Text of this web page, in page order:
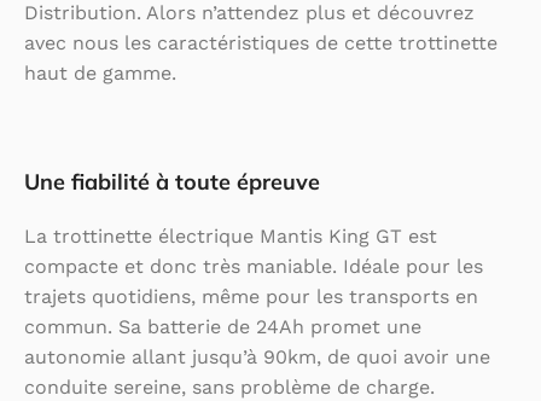
Distribution. Alors n’attendez plus et découvrez
avec nous les caractéristiques de cette trottinette
haut de gamme.
Une fiabilité à toute épreuve
La trottinette électrique Mantis King GT est
compacte et donc très maniable. Idéale pour les
trajets quotidiens, même pour les transports en
commun. Sa batterie de 24Ah promet une
autonomie allant jusqu’à 90km, de quoi avoir une
conduite sereine, sans problème de charge.